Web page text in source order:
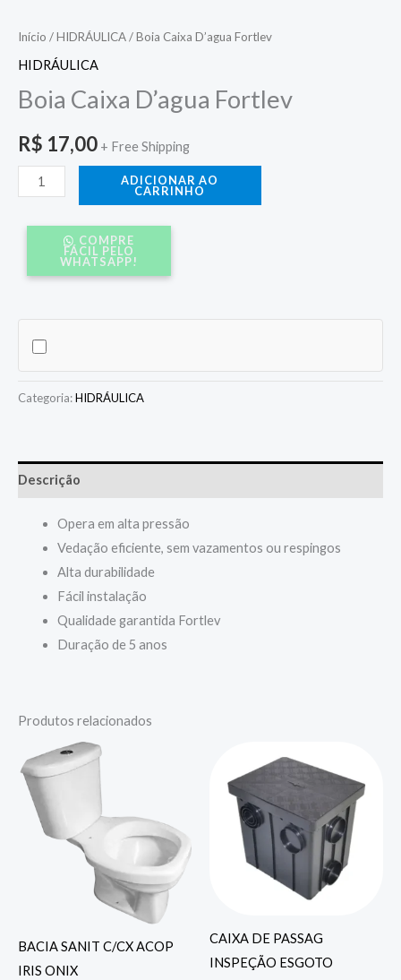
Início /HIDRÁULICA/ Boia Caixa D’agua Fortlev
HIDRÁULICA
Boia Caixa D’agua Fortlev
R$ 17,00 + Free Shipping
ADICIONAR AO
CARRINHO
FÁCIL PELO
WHATSAPP!
Categoria:HIDRÁULICA
Descrição
Opera em alta pressão
Vedação eficiente, sem vazamentos ou respingos
Alta durabilidade
Fácil instalação
Qualidade garantida Fortlev
Duração de 5 anos
Produtos relacionados
BACIA SANIT C/CX ACOP
IRIS ONIX
CAIXA DE PASSAG
INSPEÇÃO ESGOTO